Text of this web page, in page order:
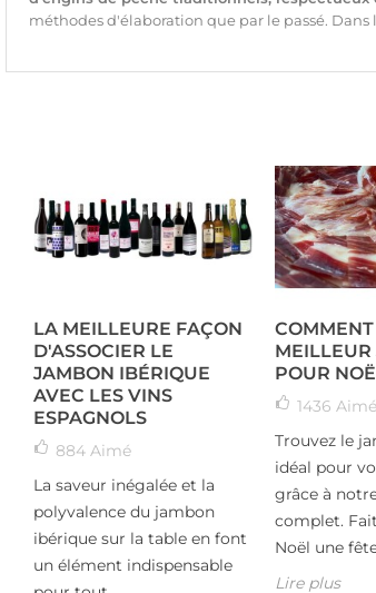
méthodes d'élaboration que par le passé.
LA MEILLEURE FAÇON
D'ASSOCIER LE
JAMBON IBÉRIQUE
AVEC LES VINS
ESPAGNOLS
884 Aimé
La saveur inégalée et la
polyvalence du jambon
ibérique sur la table en font
un élément indispensable
POUR
1436 Aimé
Trouvez le
idéal pour
grâce à
complet.
Noël une
Lire plus